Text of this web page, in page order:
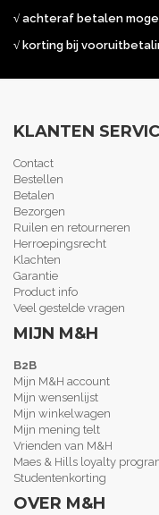
√ achteraf betalen
√ korting bij
KLANTEN
Contact
Bestellen
Betalen
Bezorgen
Ruilen en retourneren
Herroepingsrecht
Klachten
Garantie
Product info
Veel gestelde vragen
MIJN M&H
B2B
Mijn M&H account
Mijn wensenlijst
Mijn winkelwagen
Mijn mening telt
Vrienden van M&H
Maes & Hills loyalty
Studentenkorting
OVER M&H